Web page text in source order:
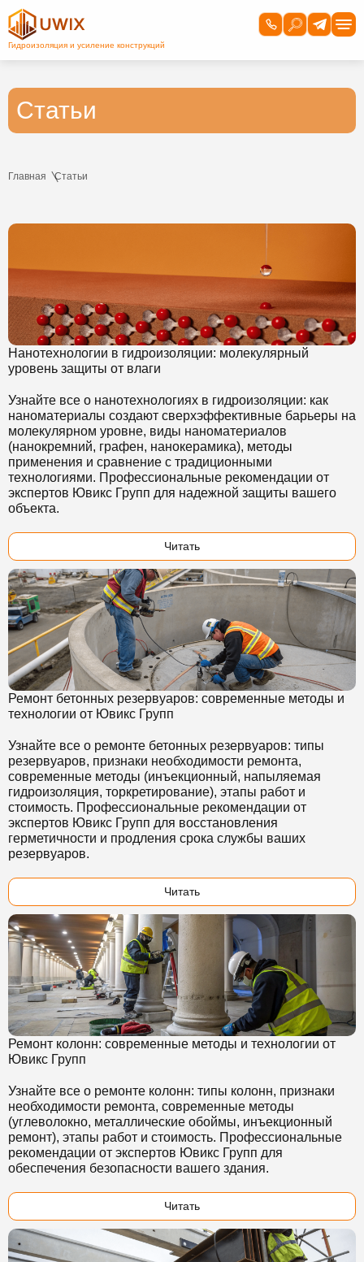
Статьи
Главная Статьи
Нанотехнологии в гидроизоляции: молекулярный
уровень защиты от влаги
Узнайте все о нанотехнологиях в гидроизоляции: как
наноматериалы создают сверхэффективные барьеры на
молекулярном уровне, виды наноматериалов
(нанокремний, графен, нанокерамика), методы
применения и сравнение с традиционными
технологиями. Профессиональные рекомендации от
экспертов Ювикс Групп для надежной защиты вашего
объекта.
Читать
Ремонт бетонных резервуаров: современные методы и
технологии от Ювикс Групп
Узнайте все о ремонте бетонных резервуаров: типы
резервуаров, признаки необходимости ремонта,
современные методы (инъекционный, напыляемая
гидроизоляция, торкретирование), этапы работ и
стоимость. Профессиональные рекомендации от
экспертов Ювикс Групп для восстановления
герметичности и продления срока службы ваших
резервуаров.
Читать
Ремонт колонн: современные методы и технологии от
Ювикс Групп
Узнайте все о ремонте колонн: типы колонн, признаки
необходимости ремонта, современные методы
(углеволокно, металлические обоймы, инъекционный
ремонт), этапы работ и стоимость. Профессиональные
рекомендации от экспертов Ювикс Групп для
обеспечения безопасности вашего здания.
Читать